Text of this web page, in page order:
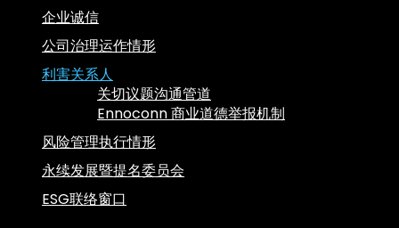
企业诚信
公司治理运作情形
利害关系人
关切议题沟通管道
Ennoconn 商业道德举报机制
风险管理执行情形
永续发展暨提名委员会
ESG联络窗口